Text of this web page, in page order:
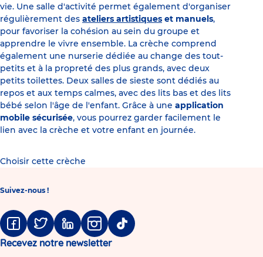
vie. Une salle d'activité permet également d'organiser
régulièrement des ateliers artistiques et manuels,
pour favoriser la cohésion au sein du groupe et
apprendre le vivre ensemble. La crèche comprend
également une nurserie dédiée au change des tout-
petits et à la propreté des plus grands, avec deux
petits toilettes. Deux salles de sieste sont dédiés au
repos et aux temps calmes, avec des lits bas et des lits
bébé selon l'âge de l'enfant. Grâce à une application
mobile sécurisée, vous pourrez garder facilement le
lien avec la crèche et votre enfant en journée.
Choisir cette crèche
Suivez-nous !
FacebookTwitter LinkedinInstagramTiktok
Recevez notre newsletter